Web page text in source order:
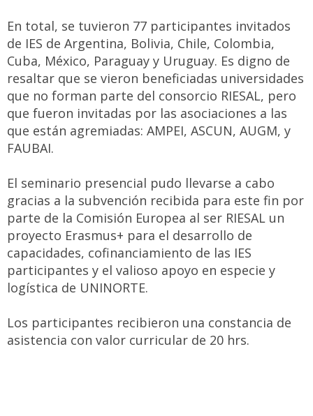
En total, se tuvieron 77 participantes invitados
de IES de Argentina, Bolivia, Chile, Colombia,
Cuba, México, Paraguay y Uruguay. Es digno de
resaltar que se vieron beneficiadas universidades
que no forman parte del consorcio RIESAL, pero
que fueron invitadas por las asociaciones a las
que están agremiadas: AMPEI, ASCUN, AUGM, y
FAUBAI.
El seminario presencial pudo llevarse a cabo
gracias a la subvención recibida para este fin por
parte de la Comisión Europea al ser RIESAL un
proyecto Erasmus+ para el desarrollo de
capacidades, cofinanciamiento de las IES
participantes y el valioso apoyo en especie y
logística de UNINORTE.
Los participantes recibieron una constancia de
asistencia con valor curricular de 20 hrs.